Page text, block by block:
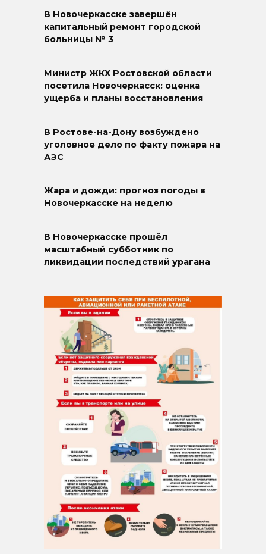
В Новочеркасске завершён
капитальный ремонт городской
больницы № 3
Министр ЖКХ Ростовской области
посетила Новочеркасск: оценка
ущерба и планы восстановления
В Ростове-на-Дону возбуждено
уголовное дело по факту пожара на
АЗС
Жара и дожди: прогноз погоды в
Новочеркасске на неделю
В Новочеркасске прошёл
масштабный субботник по
ликвидации последствий урагана